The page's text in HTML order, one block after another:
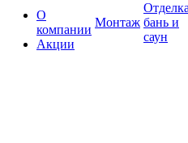
О
компании
Акции
Монтаж бань и
саун